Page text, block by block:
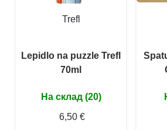
Trefl
Lepidlo na puzzle Trefl
70ml
На склад (20)
6,50 €